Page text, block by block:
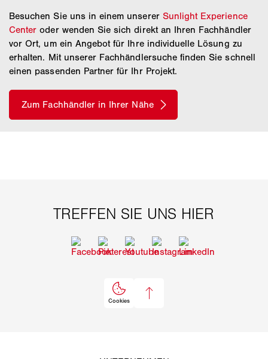
Besuchen Sie uns in einem unserer Sunlight Experience
Center oder wenden Sie sich direkt an Ihren Fachhändler
vor Ort, um ein Angebot für Ihre individuelle Lösung zu
erhalten. Mit unserer Fachhändlersuche finden Sie schnell
einen passenden Partner für Ihr Projekt.